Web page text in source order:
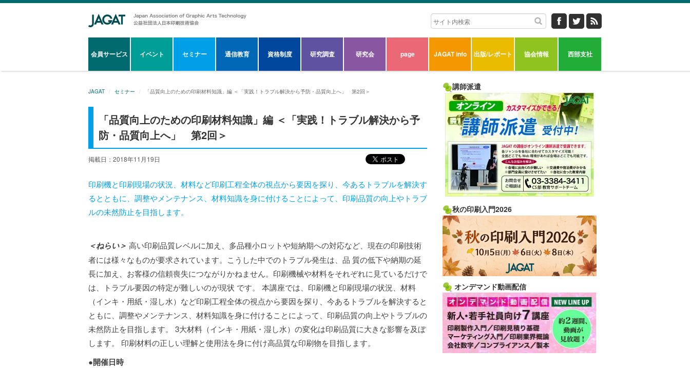
会員サービス イベント セミナー 通信教育 資格制度 研究調査 研究会 page JAGAT info 出版/レポート 協会情報 西部支社
JAGAT セミナー 「品質向上のための印刷材料知識」編 ＜「実践！トラブル解決から予防・品質向上へ」 第2回＞
「品質向上のための印刷材料知識」編 ＜「実践！トラブル解決から予
防・品質向上へ」 第2回＞
掲載日：2018年11月19日
印刷機と印刷現場の状況、材料など印刷工程全体の視点から要因を探り、今あるトラブルを解決す
るとともに、調整やメンテナンス、材料知識を身に付けることによって、印刷品質の向上やトラブ
ルの未然防止を目指します。
＜ねらい＞ 高い印刷品質レベルに加え、多品種小ロットや短納期への対応など、現在の印刷技術
者には様々なものが要求されています。こうした中でのトラブル発生は、品 質の低下や納期の延
長に加え、お客様の信頼喪失につながりかねません。印刷機械や材料をそれぞれに見ているだけで
は、トラブル要因の特定が難しいのが現状 です。 本講座では、印刷機と印刷現場の状況、材料
（インキ・用紙・湿し水）など印刷工程全体の視点から要因を探り、今あるトラブルを解決すると
ともに、調整やメンテナンス、材料知識を身に付けることによって、印刷品質の向上やトラブルの
未然防止を目指します。 3大材料（インキ・用紙・湿し水）の変化は印刷品質に大きな影響を及ぼ
します。 印刷材料の正しい理解と使用法を身に付け高品質な印刷物を目指します。
●開催日時
講師派遣
秋の印刷入門2026
オンデマンド動画配信